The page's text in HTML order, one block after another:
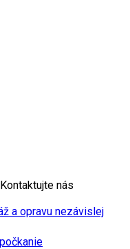
nás
a opravu nezávislej